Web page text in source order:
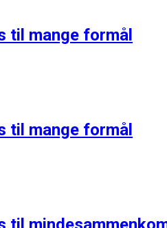
til mange formål
til mange formål